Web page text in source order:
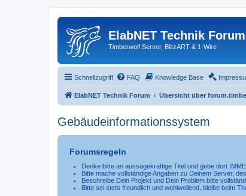
ElabNET Technik Forum
Timberwolf Server, BlitzART & 1-Wire
Schnellzugriff FAQ Knowledge Base
ElabNET Technik Forum Übersicht über
Gebäudeinformationssystem
Forumsregeln
Denke bitte an aussagekräftige Titel und gebe dort
Bitte mache vollständige Angaben zu Deinem Server,
Beschreibe Dein Projekt und Dein Problem bitte
Bitte sei stets freundlich und wohlwollend, bleibe beim